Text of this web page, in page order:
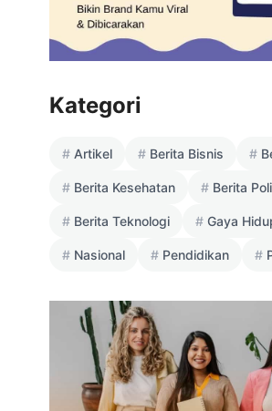
Kategori
Artikel Berita Bisnis
Berita Kesehatan Berita
Berita Teknologi Gaya
Nasional Pendidikan